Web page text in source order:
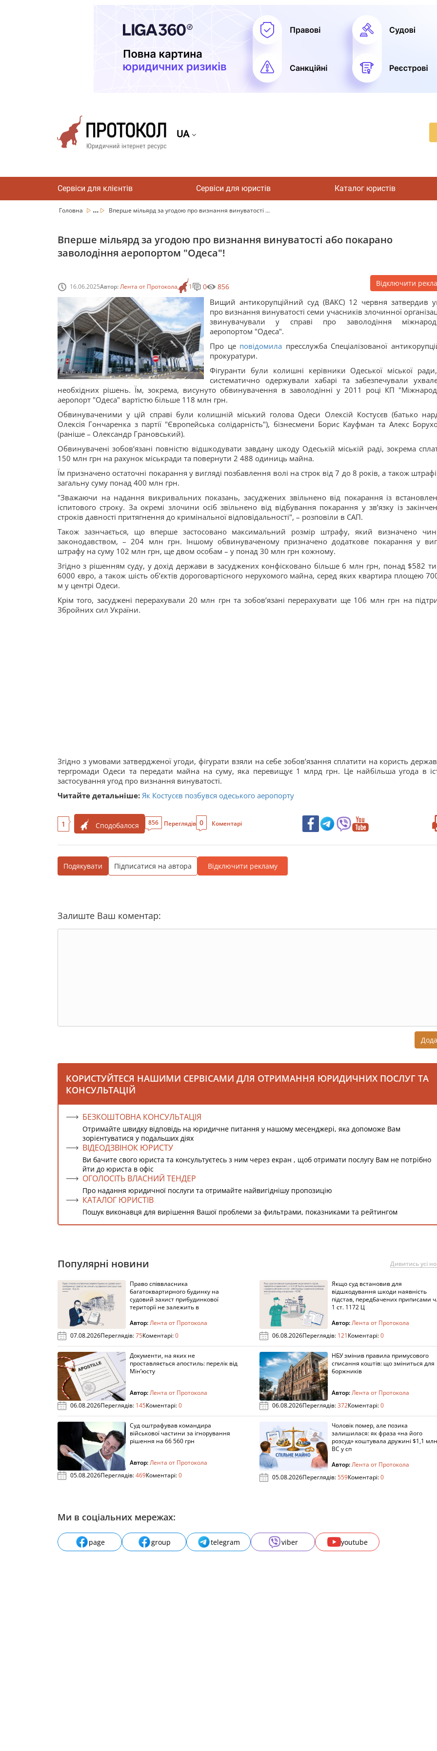
UA
Сервіси для клієнтів Сервіси для юристів Каталог юристів
Головна ... Вперше мільярд за угодою про визнання винуватості ...
Вперше мільярд за угодою про визнання винуватості або покарано
заволодіння аеропортом "Одеса"!
16.06.2025Автор:Лента от Протокола 1 0 856 Відключити
Вищий антикорупційний суд (ВАКС) 12 червня затвердив
про визнання винуватості семи учасників злочинної
звинувачували у справі про заволодіння
аеропортом "Одеса".
Про це повідомила пресслужба Спеціалізованої
прокуратури.
Фігуранти були колишні керівники Одеської міської
систематично одержували хабарі та забезпечували
необхідних рішень. Їм, зокрема, висунуто обвинувачення в заволодінні у 2011 році КП
аеропорт "Одеса" вартістю більше 118 млн грн.
Обвинуваченими у цій справі були колишній міський голова Одеси Олексій Костусєв (батько
Олексія Гончаренка з партії "Європейська солідарність"), бізнесмени Борис Кауфман та Алекс
(раніше – Олександр Грановський).
Обвинувачені зобов’язані повністю відшкодувати завдану шкоду Одеській міській раді, зокрема
150 млн грн на рахунок міськради та повернути 2 488 одиниць майна.
Їм призначено остаточні покарання у вигляді позбавлення волі на строк від 7 до 8 років, а також
загальну суму понад 400 млн грн.
"Зважаючи на надання викривальних показань, засуджених звільнено від покарання із
іспитового строку. За окремі злочини осіб звільнено від відбування покарання у зв’язку із
строків давності притягнення до кримінальної відповідальності", – розповіли в САП.
Також зазнчається, що вперше застосовано максимальний розмір штрафу, який визначено
законодавством, – 204 млн грн. Іншому обвинуваченому призначено додаткове покарання у
штрафу на суму 102 млн грн, ще двом особам – у понад 30 млн грн кожному.
Згідно з рішенням суду, у дохід держави в засуджених конфісковано більше 6 млн грн, понад $582
6000 євро, а також шість об’єктів дороговартісного нерухомого майна, серед яких квартира площею
м у центрі Одеси.
Крім того, засуджені перерахували 20 млн грн та зобов’язані перерахувати ще 106 млн грн на
Збройних сил України.
Згідно з умовами затвердженої угоди, фігурати взяли на себе зобов’язання сплатити на користь
тергромади Одеси та передати майна на суму, яка перевищує 1 млрд грн. Це найбільша угода в
застосування угод про визнання винуватості.
Читайте детальніше: Як Костусєв позбувся одеського аеропорту
1 Сподобалося 856 Переглядів 0 Коментарі
Подякувати Підписатися на автора Відключити рекламу
Залиште Ваш коментар:
КОРИСТУЙТЕСЯ НАШИМИ СЕРВІСАМИ ДЛЯ ОТРИМАННЯ ЮРИДИЧНИХ ПОСЛУГ ТА
КОНСУЛЬТАЦІЙ
БЕЗКОШТОВНА КОНСУЛЬТАЦІЯ
Отримайте швидку відповідь на юридичне питання у нашому месенджері, яка допоможе Вам
зорієнтуватися у подальших діях
ВІДЕОДЗВІНОК ЮРИСТУ
Ви бачите свого юриста та консультуєтесь з ним через екран , щоб отримати послугу Вам не потрібно
йти до юриста в офіс
ОГОЛОСІТЬ ВЛАСНИЙ ТЕНДЕР
Про надання юридичної послуги та отримайте найвигіднішу пропозицію
КАТАЛОГ ЮРИСТІВ
Пошук виконавця для вирішення Вашої проблеми за фильтрами, показниками та рейтингом
Популярні новини Дивитись усі
Право співвласника
багатоквартирного будинку на
судовий захист прибудинкової
території не залежить в
Автор:Лента от Протокола
07.08.2026Переглядів:75Коментарі:0
Якщо суд встановив для
відшкодування шкоди наявність
підстав, передбачених приписами ч.
1 ст. 1172 Ц
Автор:Лента от Протокола
06.08.2026Переглядів: 121Коментарі:0
Документи, на яких не
проставляється апостиль: перелік від
Мін’юсту
Автор:Лента от Протокола
06.08.2026Переглядів: 145Коментарі:0
НБУ змінив правила примусового
списання коштів: що зміниться для
боржників
Автор:Лента от Протокола
06.08.2026Переглядів:372Коментарі:0
Суд оштрафував командира
військової частини за ігнорування
рішення на 66 560 грн
Автор:Лента от Протокола
05.08.2026Переглядів:469Коментарі:0
Чоловік помер, але позика
залишилася: як фраза «на його
розсуд» коштувала дружині $1,1
ВС у сп
Автор:Лента от Протокола
05.08.2026Переглядів:559Коментарі:0
Ми в соціальних мережах:
page group telegram viber youtube